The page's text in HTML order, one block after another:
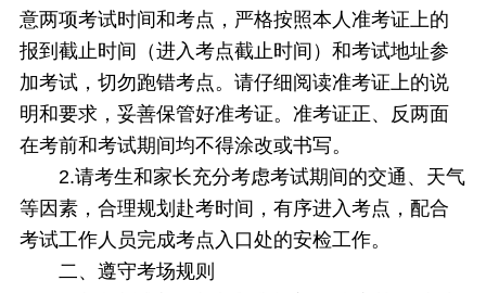
意两项考试时间和考点，严格按照本人准考证上的
报到截止时间（进入考点截止时间）和考试地址参
加考试，切勿跑错考点。请仔细阅读准考证上的说
明和要求，妥善保管好准考证。准考证正、反两面
在考前和考试期间均不得涂改或书写。
2.请考生和家长充分考虑考试期间的交通、天气
等因素，合理规划赴考时间，有序进入考点，配合
考试工作人员完成考点入口处的安检工作。
二、遵守考场规则